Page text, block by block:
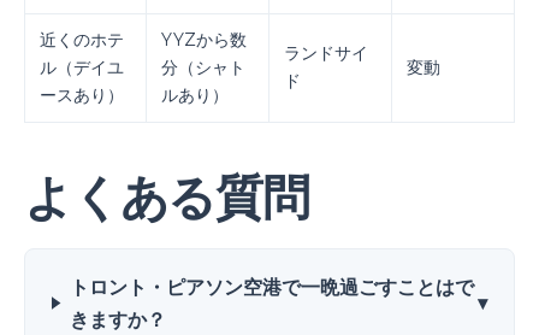
近くのホテ
ル（デイユ
ースあり）
YYZから数
分（シャト
ルあり）
ランドサイ
ド
変動
よくある質問
トロント・ピアソン空港で一晩過ごすことはで
きますか？
▾